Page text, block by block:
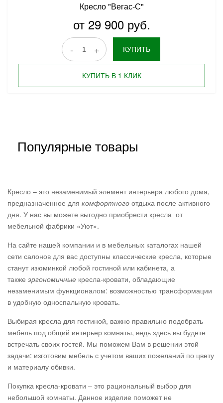
Кресло "Вегас-С"
от 29 900 руб.
- + КУПИТЬ
КУПИТЬ В 1 КЛИК
Популярные товары
Кресло – это незаменимый элемент интерьера любого дома,
предназначенное для комфортного отдыха после активного
дня. У нас вы можете выгодно приобрести кресла от
мебельной фабрики «Уют».
На сайте нашей компании и в мебельных каталогах нашей
сети салонов для вас доступны классические кресла, которые
станут изюминкой любой гостиной или кабинета, а
также эргономичные кресла-кровати, обладающие
незаменимым функционалом: возможностью трансформации
в удобную односпальную кровать.
Выбирая кресла для гостиной, важно правильно подобрать
мебель под общий интерьер комнаты, ведь здесь вы будете
встречать своих гостей. Мы поможем Вам в решении этой
задачи: изготовим мебель с учетом ваших пожеланий по цвету
и материалу обивки.
Покупка кресла-кровати – это рациональный выбор для
небольшой комнаты. Данное изделие поможет не